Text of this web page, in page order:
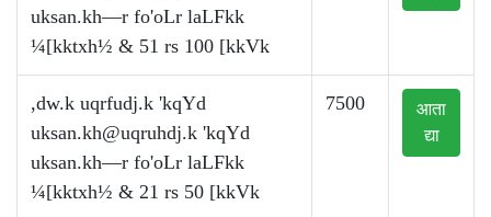
uksan.kh—r fo'oLr laLFkk
¼[kktxh½ & 51 rs 100 [kkVk
,dw.k uqrfudj.k 'kqYd
uksan.kh@uqruhdj.k 'kqYd
uksan.kh—r fo'oLr laLFkk
¼[kktxh½ & 21 rs 50 [kkVk
7500
आता
द्या